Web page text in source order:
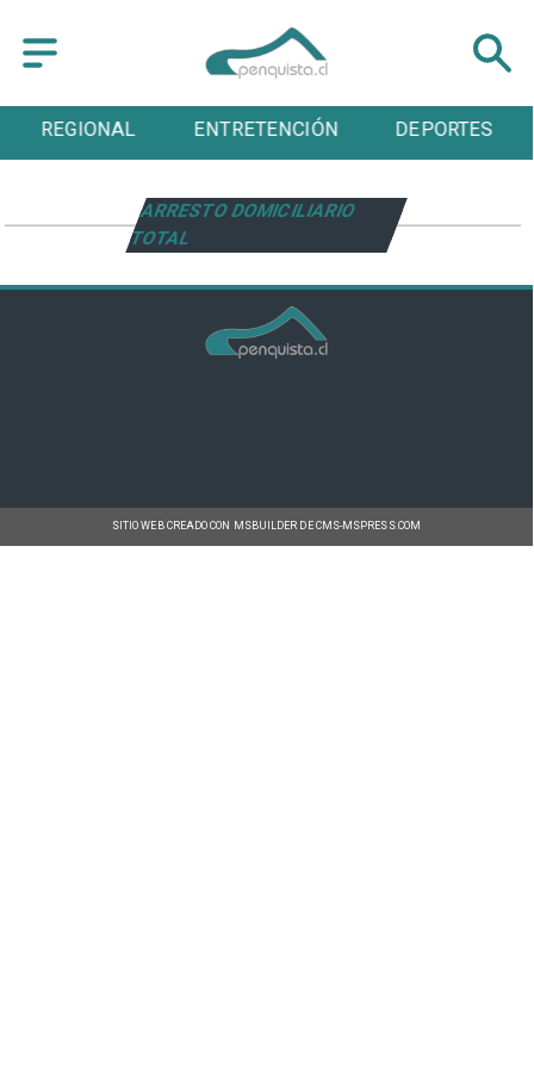
REGIONAL ENTRETENCIÓN DEPORTES
ARRESTO DOMICILIARIO
TOTAL
SITIO WEB CREADO CON MSBUILDER DE CMS-MSPRESS.COM